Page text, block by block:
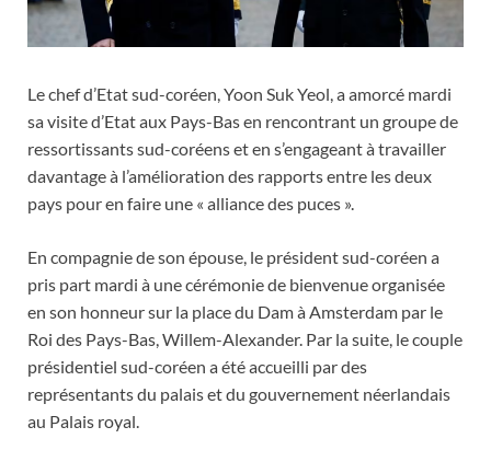
Le chef d’Etat sud-coréen, Yoon Suk Yeol, a amorcé mardi
sa visite d’Etat aux Pays-Bas en rencontrant un groupe de
ressortissants sud-coréens et en s’engageant à travailler
davantage à l’amélioration des rapports entre les deux
pays pour en faire une « alliance des puces ».
En compagnie de son épouse, le président sud-coréen a
pris part mardi à une cérémonie de bienvenue organisée
en son honneur sur la place du Dam à Amsterdam par le
Roi des Pays-Bas, Willem-Alexander. Par la suite, le couple
présidentiel sud-coréen a été accueilli par des
représentants du palais et du gouvernement néerlandais
au Palais royal.